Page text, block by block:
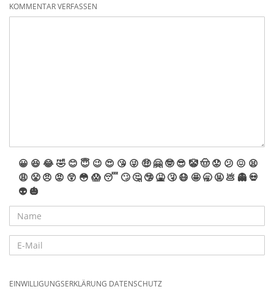
KOMMENTAR VERFASSEN
😀 😆 😂🤣 😊 😇 😉 😍 😘 😜 🤑 🤗 🤓 😎 🤡🤠 😟 😕 😖 😫
😩 😤 😠 😡 😲 😳 😱 😴 🙄 🤔 🤥 🤮 🤧 😷 🤩 🥱 🤬 💩 👻 💀
👽 🎃
EINWILLIGUNGSERKLÄRUNG DATENSCHUTZ